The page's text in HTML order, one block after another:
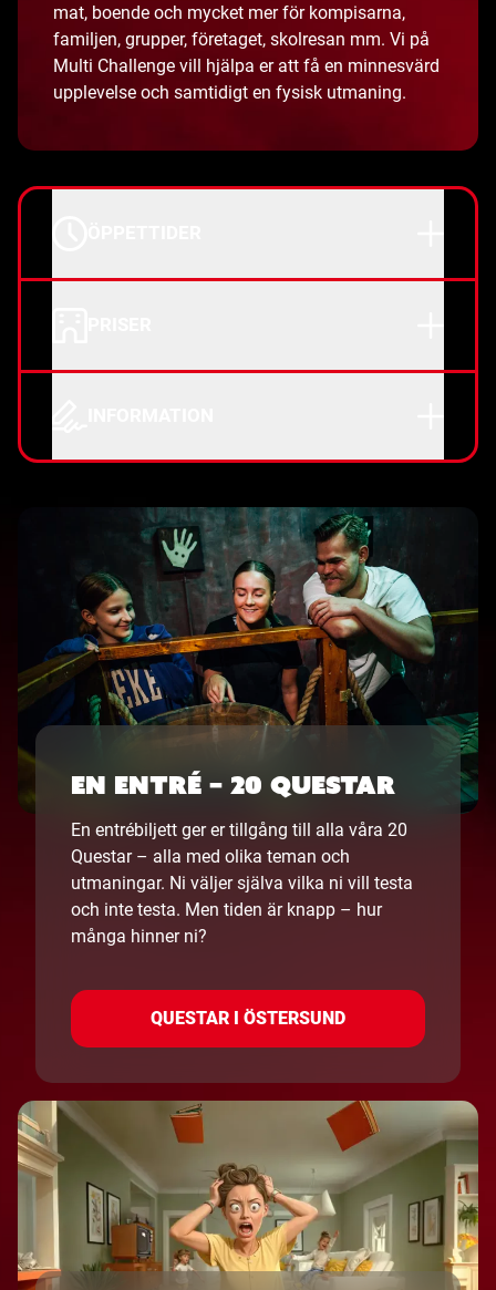
mat, boende och mycket mer för kompisarna,
familjen, grupper, företaget, skolresan mm. Vi på
Multi Challenge vill hjälpa er att få en minnesvärd
upplevelse och samtidigt en fysisk utmaning.
EN ENTRÉ – 20 QUESTAR
En entrébiljett ger er tillgång till alla våra 20
Questar – alla med olika teman och
utmaningar. Ni väljer själva vilka ni vill testa
och inte testa. Men tiden är knapp – hur
många hinner ni?
QUESTAR I ÖSTERSUND